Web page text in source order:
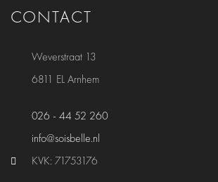
CONTACT
Weverstraat 13
6811 EL Arnhem
026 - 44 52 260
info@soisbelle.nl
KVK: 71753176